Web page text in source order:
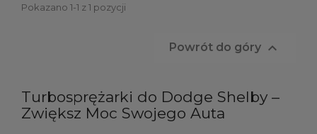
Pokazano 1-1 z 1 pozycji
Powrót do góry 
Turbosprężarki do Dodge Shelby –
Zwiększ Moc Swojego Auta